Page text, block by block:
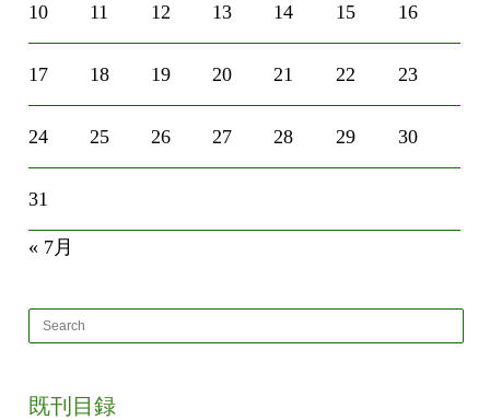
10 11 12 13 14 15 16
17 18 19 20 21 22 23
24 25 26 27 28 29 30
31
« 7月
既刊目録